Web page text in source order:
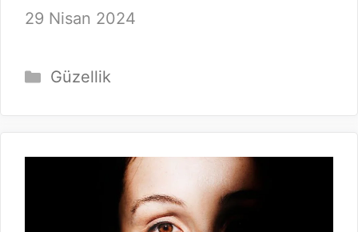
29 Nisan 2024
Kategoriler
Güzellik